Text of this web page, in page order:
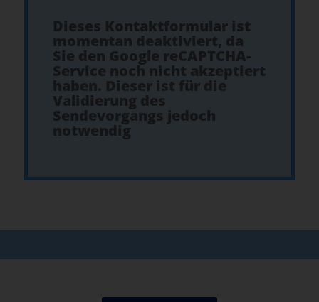
Dieses Kontaktformular ist
momentan deaktiviert, da
Sie den Google reCAPTCHA-
Service noch nicht akzeptiert
haben. Dieser ist für die
Validierung des
Sendevorgangs jedoch
notwendig